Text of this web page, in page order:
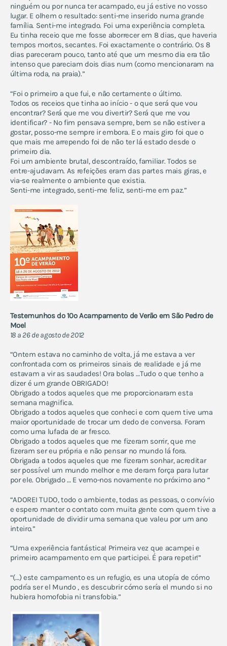
ninguém ou por nunca ter acampado, eu já estive no vosso
lugar. E olhem o resultado: senti-me inserido numa grande
família. Senti-me integrado. Foi uma experiência completa.
Eu tinha receio que me fosse aborrecer em 8 dias, que haveria
tempos mortos, secantes. Foi exactamente o contrário. Os 8
dias pareceram pouco, tanto até que um mesmo dia era tão
intenso que pareciam dois dias num (como mencionaram na
última roda, na praia).”
“Foi o primeiro a que fui, e não certamente o último.
Todos os receios que tinha ao início - o que será que vou
encontrar? Será que me vou divertir? Será que me vou
identificar? - No fim pensava sempre, bem se não estiver a
gostar, posso-me sempre ir embora. E o mais giro foi que o
que mais me arrependo foi de não ter lá estado desde o
primeiro dia.
Foi um ambiente brutal, descontraído, familiar. Todos se
entre-ajudavam. As refeições eram das partes mais giras, e
via-se realmente o ambiente que existia.
Senti-me integrado, senti-me feliz, senti-me em paz.”
Testemunhos do 10º Acampamento de Verão em São Pedro de
Moel
18 a 26 de agosto de 2012
“Ontem estava no caminho de volta, já me estava a ver
confrontada com os primeiros sinais de realidade e já me
estavam a vir as saudades! Ora bolas …Tudo o que tenho a
dizer é um grande OBRIGADO!
Obrigado a todos aqueles que me proporcionaram esta
semana magnifica.
Obrigado a todos aqueles que conheci e com quem tive uma
maior oportunidade de trocar um dedo de conversa. Foram
como uma lufada de ar fresco.
Obrigado a todos aqueles que me fizeram sorrir, que me
fizeram ser eu própria e não pensar no mundo lá fora.
Obrigada a todos aqueles que me fizeram sonhar, acreditar
ser possível um mundo melhor e me deram força para lutar
por ele. Obrigado … E vemo-nos novamente no próximo ano “
“ADOREI TUDO, todo o ambiente, todas as pessoas, o convívio
e espero manter o contato com muita gente com quem tive a
oportunidade de dividir uma semana que valeu por um ano
inteiro.”
“Uma experiência fantástica! Primeira vez que acampei e
primeiro acampamento em que participei. É para repetir!”
“(…) este campamento es un refugio, es una utopía de cómo
podría ser el Mundo , es descubrir cómo sería el mundo si no
hubiera homofobia ni transfobia.”